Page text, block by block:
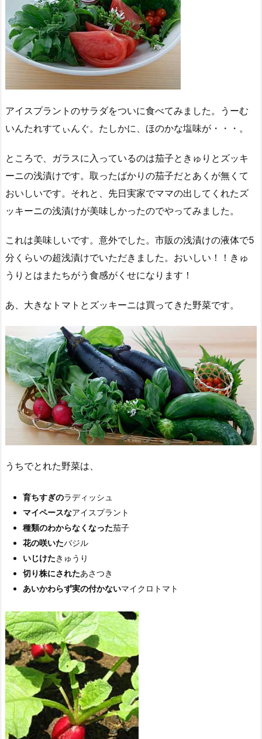
アイスプラントのサラダをついに食べてみました。うーむ
いんたれすてぃんぐ。たしかに、ほのかな塩味が・・・。
ところで、ガラスに入っているのは茄子ときゅりとズッキ
ーニの浅漬けです。取ったばかりの茄子だとあくが無くて
おいしいです。それと、先日実家でママの出してくれたズ
ッキーニの浅漬けが美味しかったのでやってみました。
これは美味しいです。意外でした。市販の浅漬けの液体で5
分くらいの超浅漬けでいただきました。おいしい！！きゅ
うりとはまたちがう食感がくせになります！
あ、大きなトマトとズッキーニは買ってきた野菜です。
うちでとれた野菜は、
育ちすぎのラディッシュ
マイペースなアイスプラント
種類のわからなくなった茄子
花の咲いたバジル
いじけたきゅうり
切り株にされたあさつき
あいかわらず実の付かないマイクロトマト